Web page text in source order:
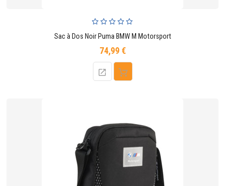
Sac à Dos Noir Puma BMW M Motorsport
74,99 €Prix